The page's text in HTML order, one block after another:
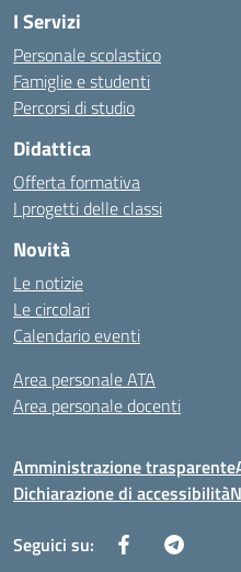
I Servizi
Personale scolastico
Famiglie e studenti
Percorsi di studio
Didattica
Offerta formativa
I progetti delle classi
Novità
Le notizie
Le circolari
Calendario eventi
Area personale ATA
Area personale docenti
Amministrazione trasparente
Dichiarazione di accessibilità
Seguici su: